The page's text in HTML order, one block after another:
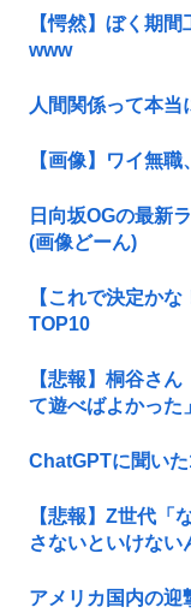
【愕然】ぼく期
www
人間関係って本
【画像】ワイ無
日向坂OGの最新
(画像どーん)
【これで決定か
TOP10
【悲報】桐谷さ
て遊べばよかった」
ChatGPTに聞い
【悲報】Z世代「
さないといけない
アメリカ国内の迎